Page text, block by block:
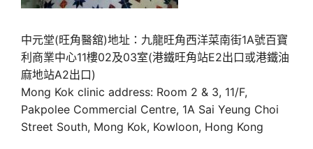
中元堂(旺角醫舘)地址：九龍旺角西洋菜南街1A號百寶
利商業中心11樓02及03室(港鐵旺角站E2出口或港鐵油
麻地站A2出口)
Mong Kok clinic address: Room 2 & 3, 11/F,
Pakpolee Commercial Centre, 1A Sai Yeung Choi
Street South, Mong Kok, Kowloon, Hong Kong